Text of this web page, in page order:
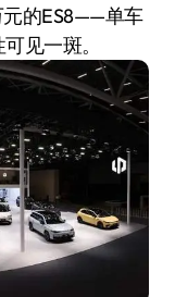
的ES8——单车
见一斑。